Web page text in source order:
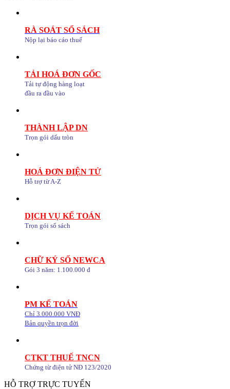
RÀ SOÁT SỔ SÁCH
Nộp lại báo cáo thuế
TẢI HOÁ ĐƠN GỐC
Tải tự động hàng loạt
đầu ra đầu vào
THÀNH LẬP DN
Trọn gói dấu tròn
HOÁ ĐƠN ĐIỆN TỬ
Hỗ trợ từ A-Z
DỊCH VỤ KẾ TOÁN
Trọn gói sổ sách
CHỮ KÝ SỐ NEWCA
Gói 3 năm: 1.100.000 đ
PM KẾ TOÁN
Chỉ 3.000.000 VNĐ
Bản quyền trọn đời
CTKT THUẾ TNCN
Chứng từ điện tử NĐ 123/2020
HỖ TRỢ TRỰC TUYẾN